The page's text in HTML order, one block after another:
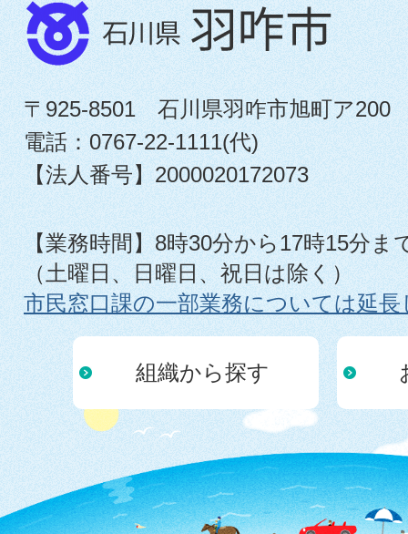
〒925-8501 石川県羽咋市旭町ア200
電話：0767-22-1111(代)
【法人番号】2000020172073
【業務時間】8時30分から17時15分ま
（土曜日、日曜日、祝日は除く）
市民窓口課の一部業務については延
組織から探す